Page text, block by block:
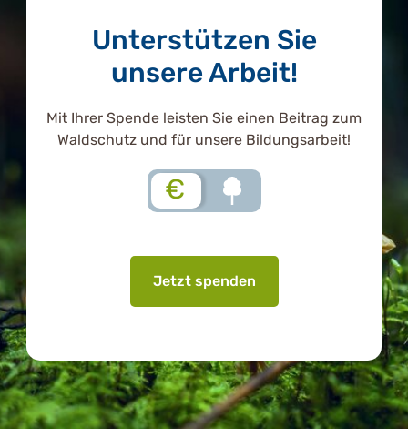
Unterstützen Sie
unsere Arbeit!
Mit Ihrer Spende leisten Sie einen Beitrag zum
Waldschutz und für unsere Bildungsarbeit!
€
Jetzt spenden